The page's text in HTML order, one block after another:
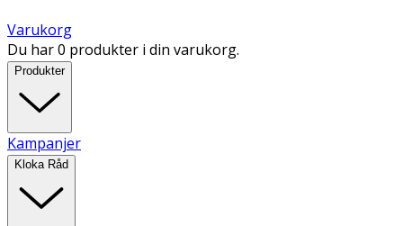
Varukorg
Du har 0 produkter i din varukorg.
Produkter
Kampanjer
Kloka Råd